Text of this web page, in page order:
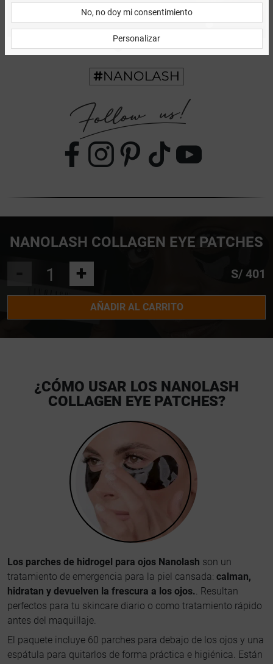
NANOLASH COLLAGEN EYE PATCHES
+ S/ 401
AÑADIR AL CARRITO
¿CÓMO USAR LOS NANOLASH
COLLAGEN EYE PATCHES?
Los parches de hidrogel para ojos Nanolash son un
tratamiento de emergencia para la piel cansada: calman,
hidratan y devuelven la frescura a los ojos. . Resultan
perfectos para tu skincare diario o como tratamiento rápido
antes del maquillaje.
El paquete incluye 60 parches para debajo de los ojos y una
espátula para quitarlos de forma práctica e higiénica. Están
No, no doy mi consentimiento
Personalizar